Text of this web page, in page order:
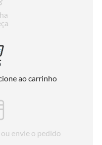
ao carrinho
envie o pedido